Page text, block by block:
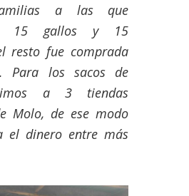
a las que
15 gallos y 15
resto fue comprada
Para los sacos de
a 3 tiendas
Molo, de ese modo
el dinero entre más